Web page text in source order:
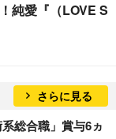
純愛『（LOVE S
さらに見る
総合職」賞与6ヵ